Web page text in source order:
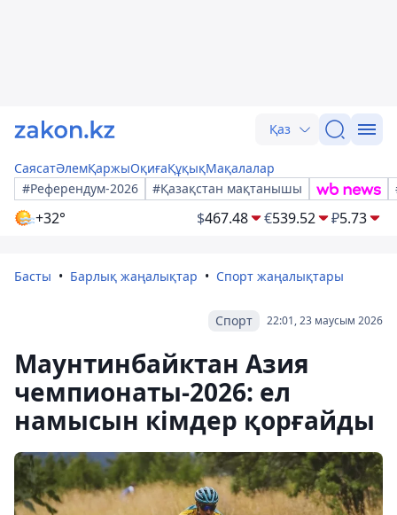
Қаз
СаясатӘлемҚаржыОқиғаҚұқықМақалалар
#Референдум-2026
#Қазақстан мақтанышы
+32° $467.48 €539.52 ₽5.73
Басты Барлық жаңалықтар Спорт жаңалықтары
22:01, 23 маусым 2026
Спорт
Маунтинбайктан Азия
чемпионаты-2026: ел
намысын кімдер қорғайды